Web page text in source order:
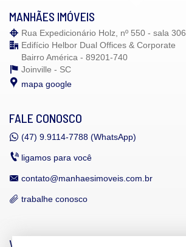
MANHÃES IMÓVEIS
Rua Expedicionário Holz, nº 550 - sala 306
Edifício Helbor Dual Offices & Corporate
Bairro América - 89201-740
Joinville - SC
mapa google
FALE CONOSCO
(47) 9.9114-7788 (WhatsApp)
ligamos para você
contato@manhaesimoveis.com.br
trabalhe conosco
VEJA MAIS